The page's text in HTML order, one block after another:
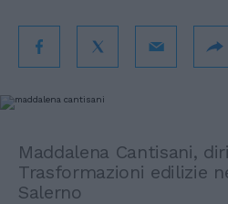
Maddalena Cantisani,
Trasformazioni edilizie
Salerno